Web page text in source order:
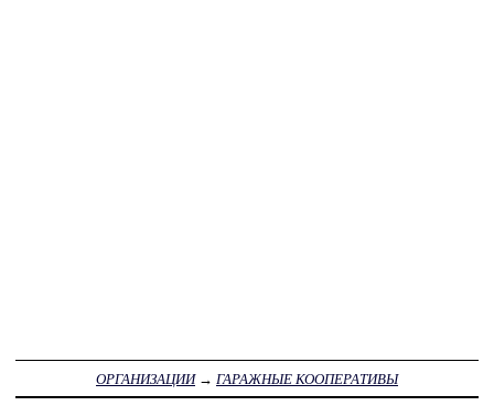
ОРГАНИЗАЦИИ→ ГАРАЖНЫЕ КООПЕРАТИВЫ